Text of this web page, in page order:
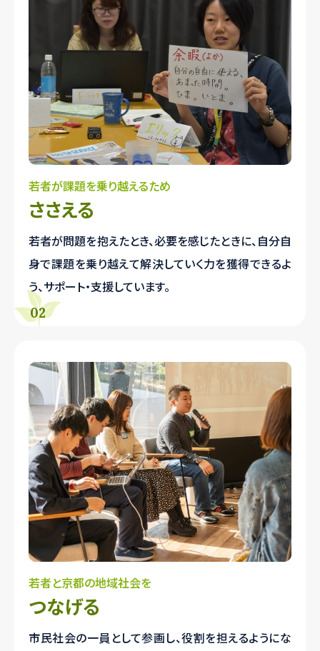
若者が課題を乗り越えるため
ささえる
若者が問題を抱えたとき、必要を感じたときに、自分自
身で課題を乗り越えて解決していく力を獲得できるよ
う、サポート・支援しています。
若者と京都の地域社会を
つなげる
市民社会の一員として参画し、役割を担えるようにな